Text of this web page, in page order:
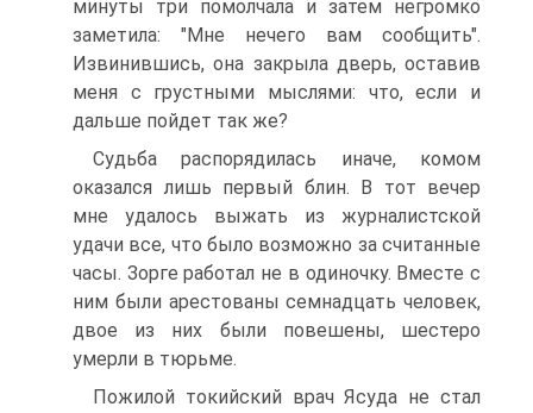
минуты три помолчала и затем негромко
заметила: "Мне нечего вам сообщить".
Извинившись, она закрыла дверь, оставив
меня с грустными мыслями: что, если и
дальше пойдет так же?
Судьба распорядилась иначе, комом
оказался лишь первый блин. В тот вечер
мне удалось выжать из журналистской
удачи все, что было возможно за считанные
часы. Зорге работал не в одиночку. Вместе с
ним были арестованы семнадцать человек,
двое из них были повешены, шестеро
умерли в тюрьме.
Пожилой токийский врач Ясуда не стал